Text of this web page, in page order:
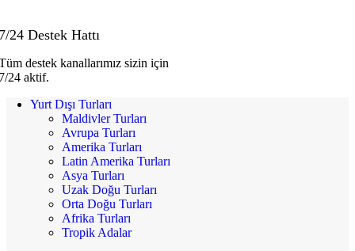
24 Destek Hattı
destek kanallarımız sizin için
24 aktif.
Yurt Dışı Turları
Maldivler Turları
Avrupa Turları
Amerika Turları
Latin Amerika Turları
Asya Turları
Uzak Doğu Turları
Orta Doğu Turları
Afrika Turları
Tropik Adalar